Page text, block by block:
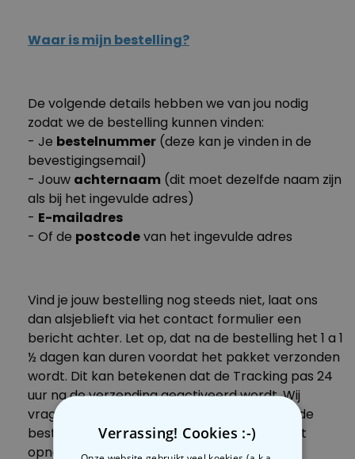
klantenservice.
We gaan je helpen!
- Je pakketje in een GLS depot laten leveren, waar
je het zelf kunt ophalen
- De dag van de levering kiezen
Nog geen antwoord op je vraag gevonden?!?
Neem dan contact op met onze fabelachtige
Waar is mijn bestelling?
De volgende details hebben we van jou nodig
zodat we de bestelling kunnen vinden:
- Je bestelnummer (deze kan je vinden in de
bevestigingsemail)
- Jouw achternaam (dit moet dezelfde naam zijn
als bij het ingevulde adres)
- E-mailadres
- Of de postcodevan het ingevulde adres
Vind je jouw bestelling nog steeds niet, laat ons
dan alsjeblieft via het contact formulier een
bericht achter. Let op, dat na de bestelling het 1 a 1
½ dagen kan duren voordat het pakket verzonden
wordt. Dit kan betekenen dat de Tracking pas 24
uur na de verzending geactiveerd wordt. Wij
vragen je om alsjeblieft deze tijd (48 uur na de
bestelling) af te wachten voordat je contact
opneemt.
Verrassing! Cookies :-)